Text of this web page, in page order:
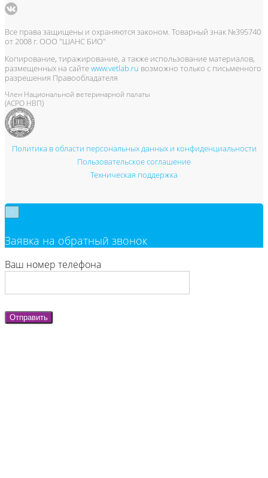
Все права защищены и охраняются законом. Товарный знак №395740
от 2008 г. ООО "ШАНС БИО"
Копирование, тиражирование, а также использование материалов,
размещенных на сайтеwww.vetlab.ru возможно только с письменного
разрешения Правообладателя
Член Национальной ветеринарной палаты
(АСРО НВП)
Политика в области персональных данных и конфиденциальности
Пользовательское соглашение
Техническая поддержка
Заявка на обратный звонок
Ваш номер телефона
Отправить